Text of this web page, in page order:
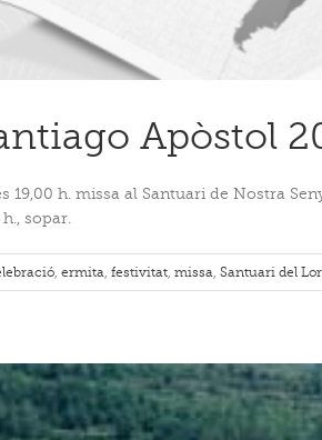
Apòstol
19,00 h. missa al Santuari de Nostra
sopar.
, ermita, festivitat, missa, Santuari del